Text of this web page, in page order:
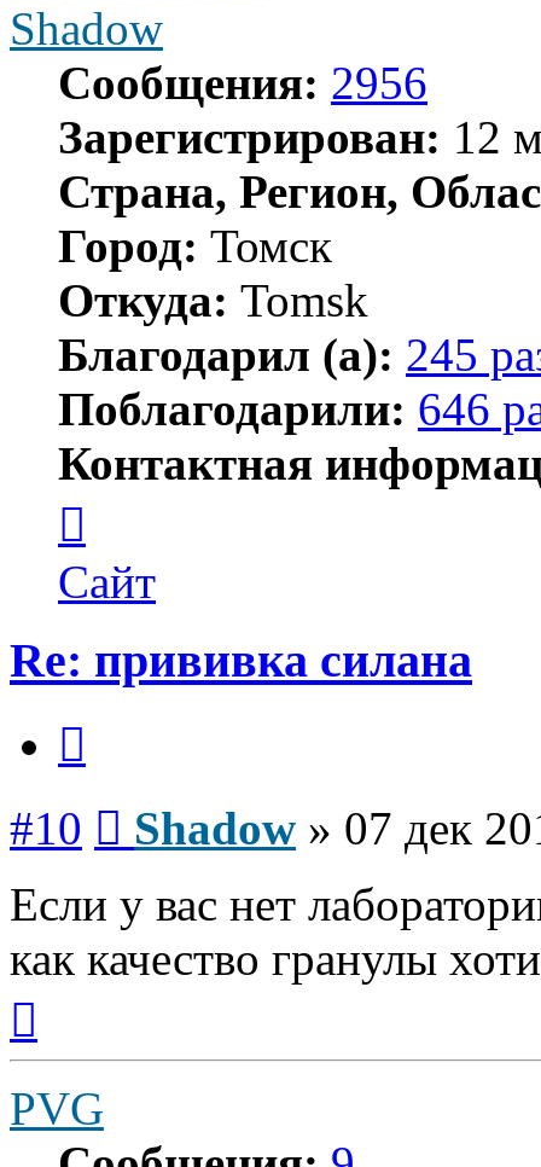
Shadow
Сообщения: 2956
Зарегистрирован: 12
Страна, Регион,
Город: Томск
Откуда: Tomsk
Благодарил (а): 245
Поблагодарили: 646
Контактная
пользователя
Shadow
Сайт
Re: прививка силана
#10 Shadow » 07 дек
Если у вас нет
как качество гранулы
началу
PVG